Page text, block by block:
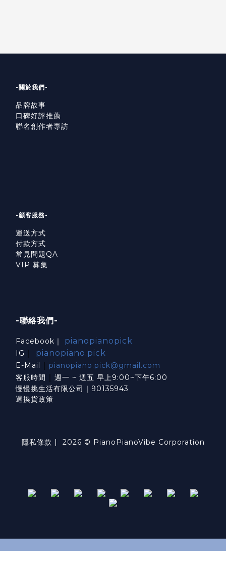
-關於我們-
品牌故事
口碑好評推薦
聯名創作者專訪
-顧客服務-
運送方式
付款方式
常見問題QA
VIP 募集
-聯絡我們-
Facebook｜ pianopianopick
IG pianopiano.pick
E-Mail
pianopiano.pick@gmail.com
客服時間
週一 ~ 週五 早上9:00~下午6:00
慢慢挑生活有限公司｜90135943
退換貨政策
隱私條款 | 2026 © PianoPianoVibe Corporation